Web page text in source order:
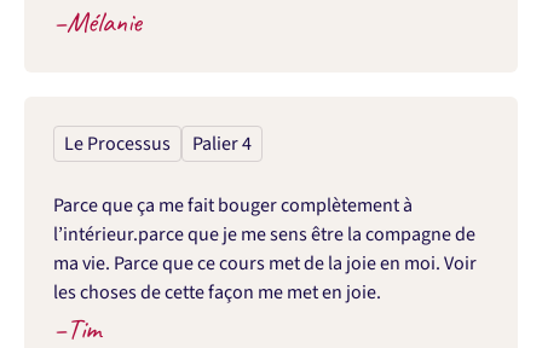
–Mélanie
Le Processus Palier 4
Parce que ça me fait bouger complètement à
l’intérieur.parce que je me sens être la compagne de
ma vie. Parce que ce cours met de la joie en moi. Voir
les choses de cette façon me met en joie.
–Tim